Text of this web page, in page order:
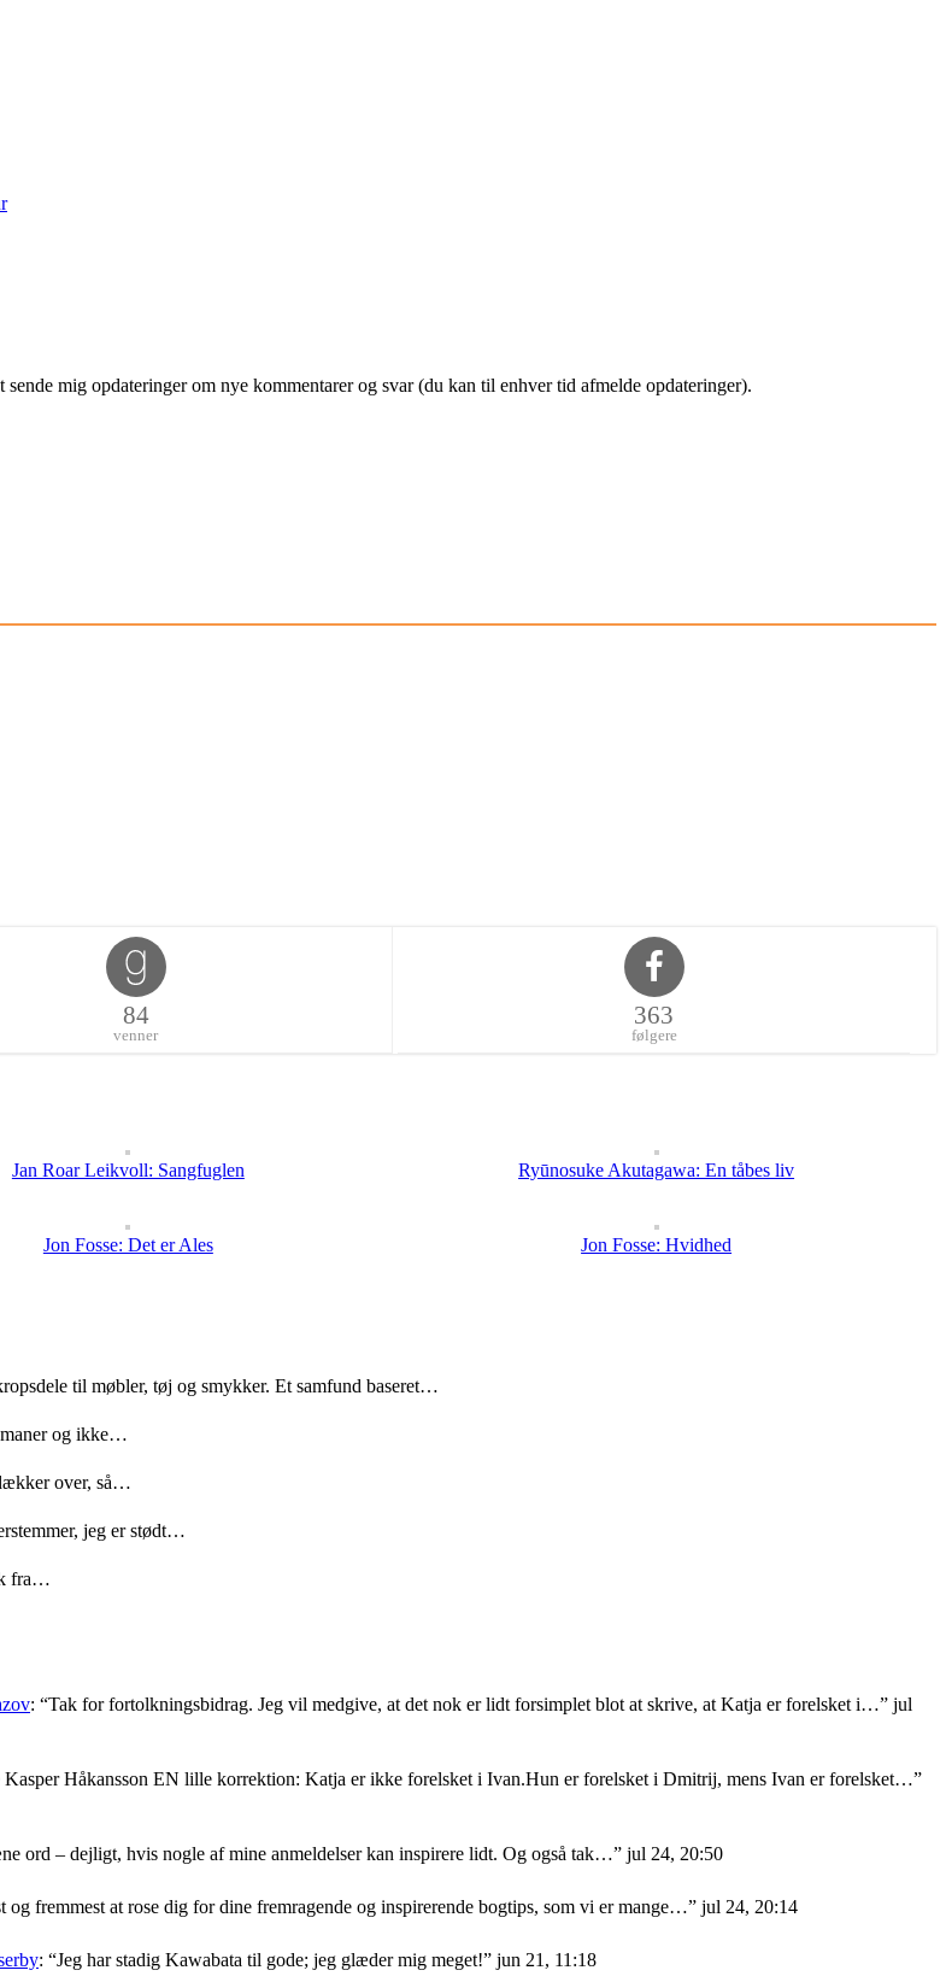
mig opdateringer om nye kommentarer og svar (du kan til enhver tid afmelde opdateringer).
84
venner
363
følgere
Jan Roar Leikvoll: Sangfuglen Ryūnosuke Akutagawa: En tåbes liv
Jon Fosse: Det er Ales Jon Fosse: Hvidhed
til møbler, tøj og smykker. Et samfund baseret…
og ikke…
over, så…
jeg er stødt…
fra…
: “Tak for fortolkningsbidrag. Jeg vil medgive, at det nok er lidt forsimplet blot at skrive, at Katja er forelsket i…” jul
Håkansson EN lille korrektion: Katja er ikke forelsket i Ivan.Hun er forelsket i Dmitrij, mens Ivan er forelsket…”
ord – dejligt, hvis nogle af mine anmeldelser kan inspirere lidt. Og også tak…” jul 24, 20:50
fremmest at rose dig for dine fremragende og inspirerende bogtips, som vi er mange…” jul 24, 20:14
: “Jeg har stadig Kawabata til gode; jeg glæder mig meget!” jun 21, 11:18